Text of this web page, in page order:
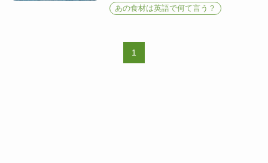
あの食材は英語で何て言う？
1